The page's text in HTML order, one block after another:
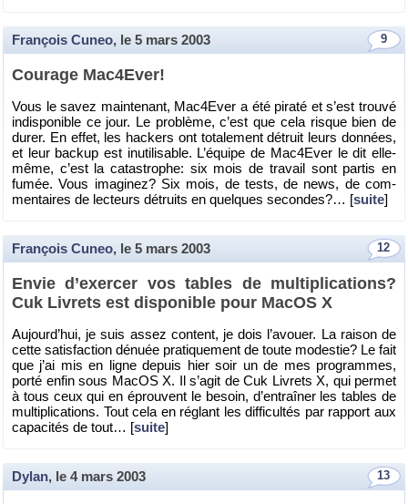
9
François Cuneo, le 5 mars 2003
Cou­rage Mac4E­ver!
Vous le savez main­te­nant, Mac4E­ver a été pi­raté et s’est trouvé
in­dis­po­nible ce jour. Le pro­blème, c’est que cela risque bien de
durer. En effet, les ha­ckers ont to­ta­le­ment dé­truit leurs don­nées,
et leur ba­ckup est in­uti­li­sable. L’équipe de Mac4E­ver le dit elle-
même, c’est la ca­tas­trophe: six mois de tra­vail sont par­tis en
fumée. Vous ima­gi­nez? Six mois, de tests, de news, de com­
men­taires de lec­teurs dé­truits en quelques se­condes?… [suite]
12
François Cuneo, le 5 mars 2003
Envie d’exer­cer vos tables de mul­ti­pli­ca­tions?
Cuk Li­vrets est dis­po­nible pour MacOS X
Au­jour­d’hui, je suis assez content, je dois l’avouer. La rai­son de
cette sa­tis­fac­tion dé­nuée pra­ti­que­ment de toute mo­des­tie? Le fait
que j’ai mis en ligne de­puis hier soir un de mes pro­grammes,
porté enfin sous MacOS X. Il s’agit de Cuk Li­vrets X, qui per­met
à tous ceux qui en éprouvent le be­soin, d’en­traî­ner les tables de
mul­ti­pli­ca­tions. Tout cela en ré­glant les dif­fi­cul­tés par rap­port aux
ca­pa­ci­tés de tout… [suite]
13
Dylan, le 4 mars 2003